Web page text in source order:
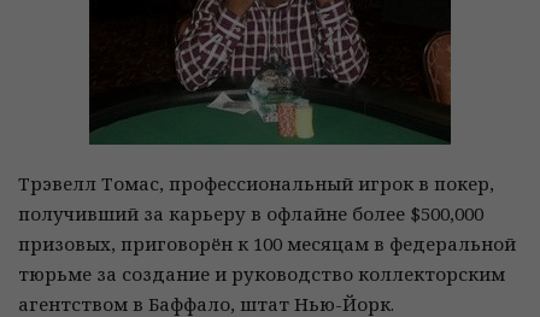
Трэвелл Томас, профессиональный игрок в покер,
получивший за карьеру в офлайне более $500,000
призовых, приговорён к 100 месяцам в федеральной
тюрьме за создание и руководство коллекторским
агентством в Баффало, штат Нью-Йорк.